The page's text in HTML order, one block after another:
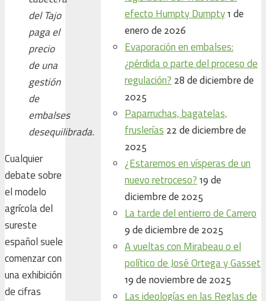
del Tajo
paga el
precio
de una
gestión
de
embalses
desequilibrada.
Cualquier
debate sobre
el modelo
agrícola del
sureste
español suele
comenzar con
una exhibición
de cifras
efecto Humpty Dumpty 1 de
enero de 2026
Evaporación en embalses:
¿pérdida o parte del proceso de
regulación? 28 de diciembre de
2025
Paparruchas, bagatelas,
fruslerías 22 de diciembre de
2025
¿Estaremos en vísperas de un
nuevo retroceso? 19 de
diciembre de 2025
La tarde del entierro de Carrero
9 de diciembre de 2025
A vueltas con Mirabeau o el
político de José Ortega y Gasset
19 de noviembre de 2025
Las ideologías en las Reglas de